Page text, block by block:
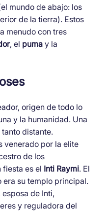
mundo de abajo: los
de la tierra). Estos
menudo con tres
, el pumay la
origen de todo lo
y la humanidad. Una
distante.
venerado por la elite
de los
fiesta es el Inti Raymi. El
era su templo principal.
de Inti,
y reguladora del